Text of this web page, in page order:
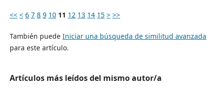
<< < 6 7 8 9 10 11 12 13 14 15 > >>
También puede Iniciar una búsqueda de similitud avanzada
para este artículo.
Artículos más leídos del mismo autor/a